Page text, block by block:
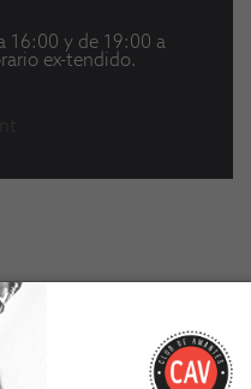
16:00 y de 19:00 a
ex-tendido.